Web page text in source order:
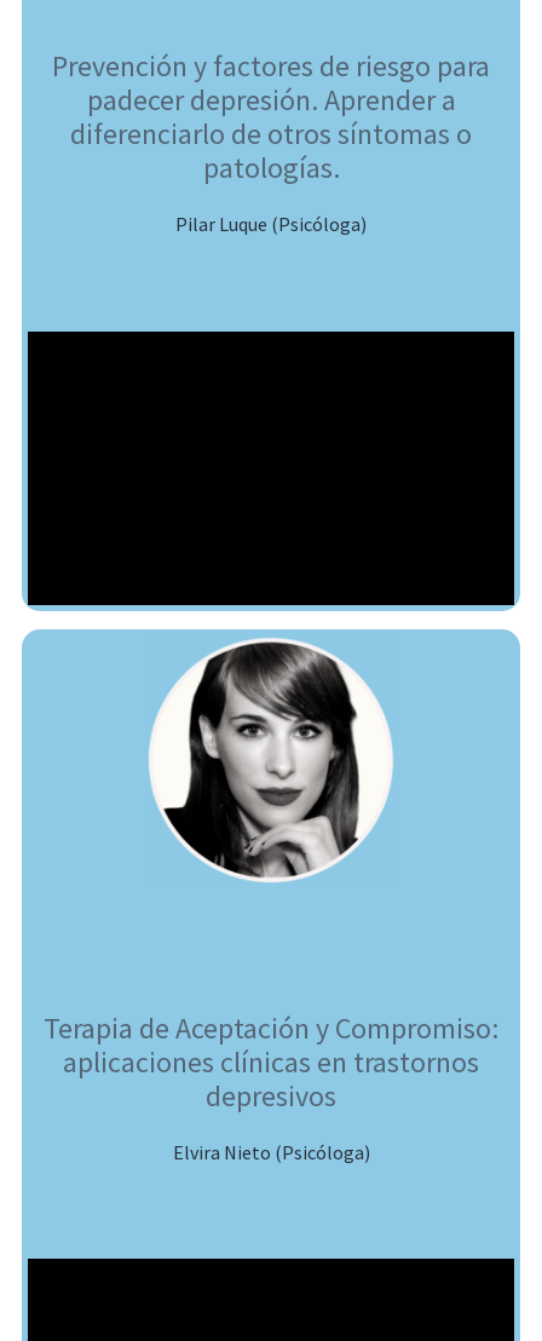
Prevención y factores de riesgo para
padecer depresión. Aprender a
diferenciarlo de otros síntomas o
patologías.
Pilar Luque (Psicóloga)
Terapia de Aceptación y Compromiso:
aplicaciones clínicas en trastornos
depresivos
Elvira Nieto (Psicóloga)